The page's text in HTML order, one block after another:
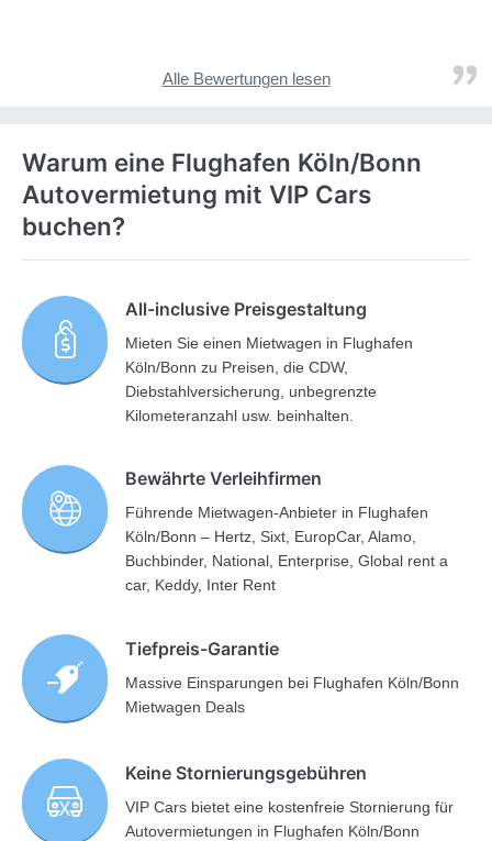
Alle Bewertungen lesen
Warum eine Flughafen Köln/Bonn
Autovermietung mit VIP Cars
buchen?
All-inclusive Preisgestaltung
Mieten Sie einen Mietwagen in Flughafen
Köln/Bonn zu Preisen, die CDW,
Diebstahlversicherung, unbegrenzte
Kilometeranzahl usw. beinhalten.
Bewährte Verleihfirmen
Führende Mietwagen-Anbieter in Flughafen
Köln/Bonn – Hertz, Sixt, EuropCar, Alamo,
Buchbinder, National, Enterprise, Global rent a
car, Keddy, Inter Rent
Tiefpreis-Garantie
Massive Einsparungen bei Flughafen Köln/Bonn
Mietwagen Deals
Keine Stornierungsgebühren
VIP Cars bietet eine kostenfreie Stornierung für
Autovermietungen in Flughafen Köln/Bonn